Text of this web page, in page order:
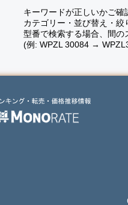
キーワードが正しいかご確
カテゴリー・並び替え・絞
型番で検索する場合、間
(例: WPZL 30084 →